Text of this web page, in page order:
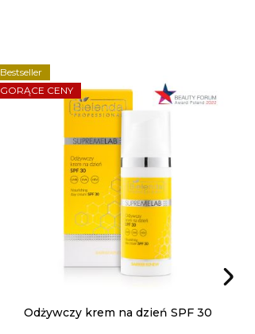
Bestseller
GORĄCE CENY
Odżywczy krem na dzień SPF 30